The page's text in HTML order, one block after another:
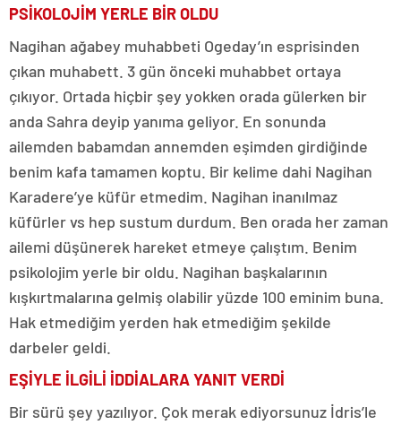
PSİKOLOJİM YERLE BİR OLDU
Nagihan ağabey muhabbeti Ogeday’ın esprisinden
çıkan muhabett. 3 gün önceki muhabbet ortaya
çıkıyor. Ortada hiçbir şey yokken orada gülerken bir
anda Sahra deyip yanıma geliyor. En sonunda
ailemden babamdan annemden eşimden girdiğinde
benim kafa tamamen koptu. Bir kelime dahi Nagihan
Karadere’ye küfür etmedim. Nagihan inanılmaz
küfürler vs hep sustum durdum. Ben orada her zaman
ailemi düşünerek hareket etmeye çalıştım. Benim
psikolojim yerle bir oldu. Nagihan başkalarının
kışkırtmalarına gelmiş olabilir yüzde 100 eminim buna.
Hak etmediğim yerden hak etmediğim şekilde
darbeler geldi.
EŞİYLE İLGİLİ İDDİALARA YANIT VERDİ
Bir sürü şey yazılıyor. Çok merak ediyorsunuz İdris’le